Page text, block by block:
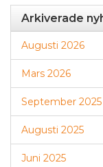
Arkiverade
Augusti 2026
Mars 2026
September 2025
Augusti 2025
Juni 2025